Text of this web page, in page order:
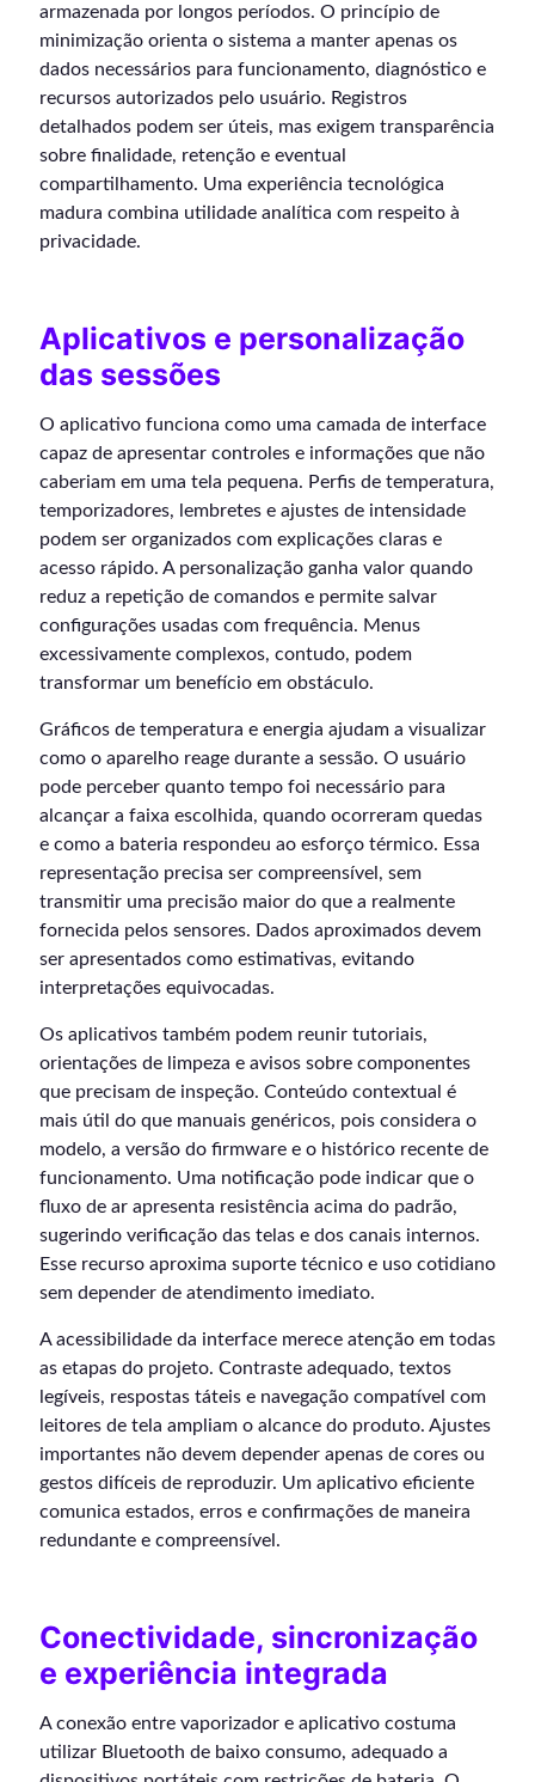
armazenada por longos períodos. O princípio de
minimização orienta o sistema a manter apenas os
dados necessários para funcionamento, diagnóstico e
recursos autorizados pelo usuário. Registros
detalhados podem ser úteis, mas exigem transparência
sobre finalidade, retenção e eventual
compartilhamento. Uma experiência tecnológica
madura combina utilidade analítica com respeito à
privacidade.
Aplicativos e personalização
das sessões
O aplicativo funciona como uma camada de interface
capaz de apresentar controles e informações que não
caberiam em uma tela pequena. Perfis de temperatura,
temporizadores, lembretes e ajustes de intensidade
podem ser organizados com explicações claras e
acesso rápido. A personalização ganha valor quando
reduz a repetição de comandos e permite salvar
configurações usadas com frequência. Menus
excessivamente complexos, contudo, podem
transformar um benefício em obstáculo.
Gráficos de temperatura e energia ajudam a visualizar
como o aparelho reage durante a sessão. O usuário
pode perceber quanto tempo foi necessário para
alcançar a faixa escolhida, quando ocorreram quedas
e como a bateria respondeu ao esforço térmico. Essa
representação precisa ser compreensível, sem
transmitir uma precisão maior do que a realmente
fornecida pelos sensores. Dados aproximados devem
ser apresentados como estimativas, evitando
interpretações equivocadas.
Os aplicativos também podem reunir tutoriais,
orientações de limpeza e avisos sobre componentes
que precisam de inspeção. Conteúdo contextual é
mais útil do que manuais genéricos, pois considera o
modelo, a versão do firmware e o histórico recente de
funcionamento. Uma notificação pode indicar que o
fluxo de ar apresenta resistência acima do padrão,
sugerindo verificação das telas e dos canais internos.
Esse recurso aproxima suporte técnico e uso cotidiano
sem depender de atendimento imediato.
A acessibilidade da interface merece atenção em todas
as etapas do projeto. Contraste adequado, textos
legíveis, respostas táteis e navegação compatível com
leitores de tela ampliam o alcance do produto. Ajustes
importantes não devem depender apenas de cores ou
gestos difíceis de reproduzir. Um aplicativo eficiente
comunica estados, erros e confirmações de maneira
redundante e compreensível.
Conectividade, sincronização
e experiência integrada
A conexão entre vaporizador e aplicativo costuma
utilizar Bluetooth de baixo consumo, adequado a